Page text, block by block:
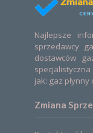
Najlepsze
sprzedawcy
dostawców
jak: gaz
Zmiana